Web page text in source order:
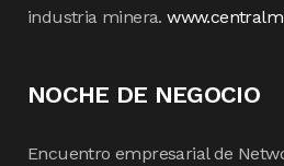
industria minera.
NOCHE DE NEGOCIO
Encuentro empresarial de